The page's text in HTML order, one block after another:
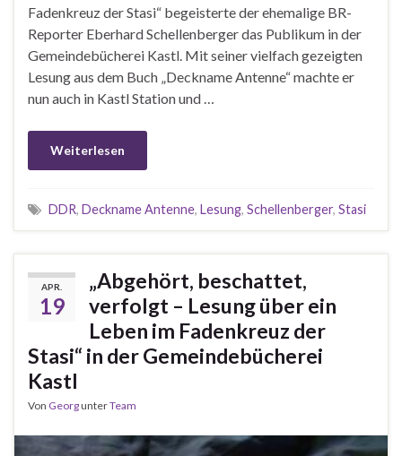
Fadenkreuz der Stasi“ begeisterte der ehemalige BR-
Reporter Eberhard Schellenberger das Publikum in der
Gemeindebücherei Kastl. Mit seiner vielfach gezeigten
Lesung aus dem Buch „Deckname Antenne“ machte er
nun auch in Kastl Station und …
Weiterlesen
DDR, Deckname Antenne, Lesung, Schellenberger, Stasi
APR.
19
„Abgehört, beschattet,
verfolgt – Lesung über ein
Leben im Fadenkreuz der
Stasi“ in der Gemeindebücherei
Kastl
Von GeorgunterTeam